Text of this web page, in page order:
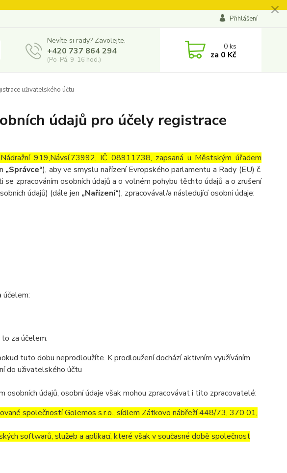
Přihlášení
Nevíte si rady? Zavolejte.
+420 737 864 294
(Po-Pá, 9-16 hod.)
0ks
za 0 Kč
uživatelského účtu
údajů pro účely registrace
919,Návsí,73992, IČ 08911738, zapsaná u Městským úřadem
„Správce“), aby ve smyslu nařízení Evropského parlamentu a Rady (EU) č.
zpracováním osobních údajů a o volném pohybu těchto údajů a o zrušení
údajů) (dále jen „Nařízení“), zpracovával/a následující osobní údaje:
účelem:
za účelem:
tuto dobu neprodloužíte. K prodloužení dochází aktivním využíváním
do uživatelského účtu
osobních údajů, osobní údaje však mohou zpracovávat i tito zpracovatelé:
společností Golemos s.r.o., sídlem Zátkovo nábřeží 448/73, 370 01,
softwarů, služeb a aplikací, které však v současné době společnost